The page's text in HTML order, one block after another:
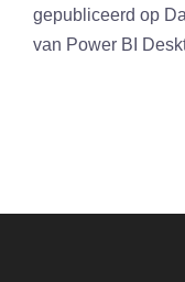
gepubliceerd op
van Power BI